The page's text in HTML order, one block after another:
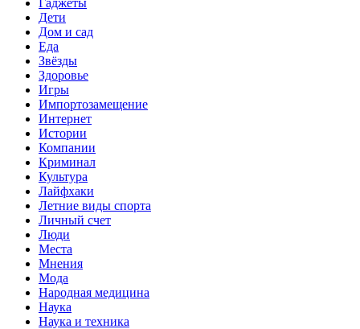
Дети
Дом и сад
Еда
Звёзды
Здоровье
Игры
Импортозамещение
Интернет
Истории
Компании
Криминал
Культура
Лайфхаки
Летние виды спорта
Личный счет
Люди
Места
Мнения
Мода
Народная медицина
Наука
Наука и техника